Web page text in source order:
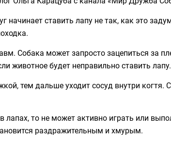
начинает ставить лапу не так, как это
Собака может запросто зацепиться за
животное будет неправильно ставить лапу.
тем дальше уходит сосуд внутри когтя.
лапах, то не может активно играть или
раздражительным и хмурым.